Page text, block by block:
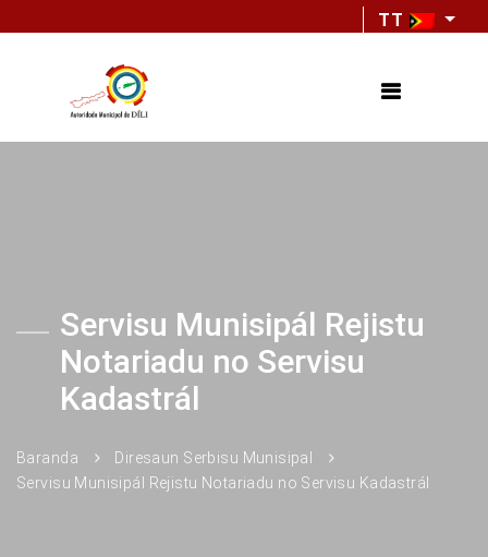
TT
Servisu Munisipál Rejistu
Notariadu no Servisu
Kadastrál
Baranda
Diresaun Serbisu Munisipal
Servisu Munisipál Rejistu Notariadu no Servisu Kadastrál